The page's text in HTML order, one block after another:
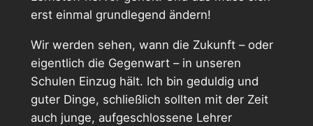
erst einmal grundlegend ändern!
Wir werden sehen, wann die Zukunft – oder
eigentlich die Gegenwart – in unseren
Schulen Einzug hält. Ich bin geduldig und
guter Dinge, schließlich sollten mit der Zeit
auch junge, aufgeschlossene Lehrer